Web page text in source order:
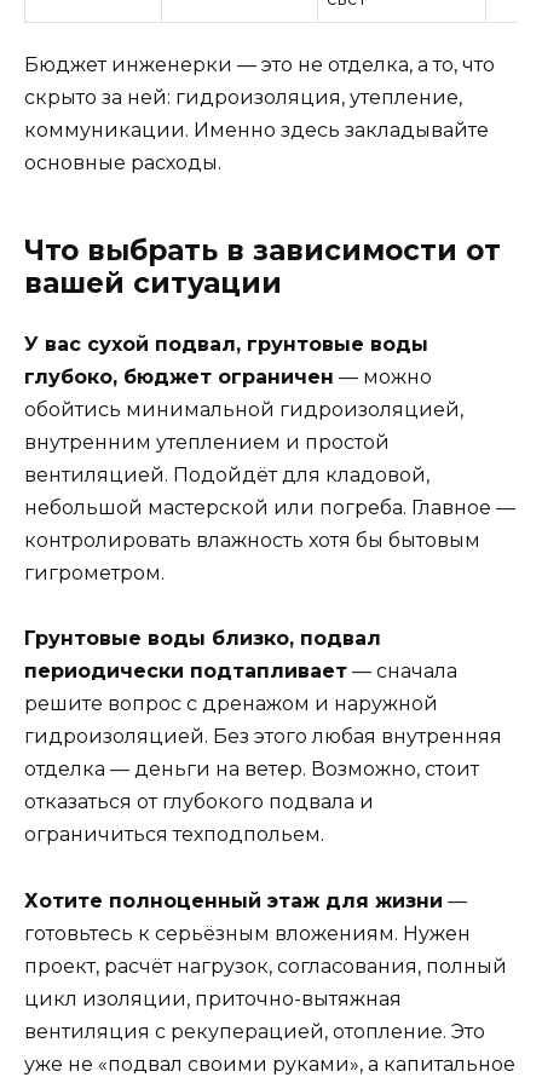
Бюджет инженерки — это не отделка, а то, что
скрыто за ней: гидроизоляция, утепление,
коммуникации. Именно здесь закладывайте
основные расходы.
Что выбрать в зависимости от
вашей ситуации
У вас сухой подвал, грунтовые воды
глубоко, бюджет ограничен — можно
обойтись минимальной гидроизоляцией,
внутренним утеплением и простой
вентиляцией. Подойдёт для кладовой,
небольшой мастерской или погреба. Главное —
контролировать влажность хотя бы бытовым
гигрометром.
Грунтовые воды близко, подвал
периодически подтапливает — сначала
решите вопрос с дренажом и наружной
гидроизоляцией. Без этого любая внутренняя
отделка — деньги на ветер. Возможно, стоит
отказаться от глубокого подвала и
ограничиться техподпольем.
Хотите полноценный этаж для жизни —
готовьтесь к серьёзным вложениям. Нужен
проект, расчёт нагрузок, согласования, полный
цикл изоляции, приточно-вытяжная
вентиляция с рекуперацией, отопление. Это
уже не «подвал своими руками», а капитальное